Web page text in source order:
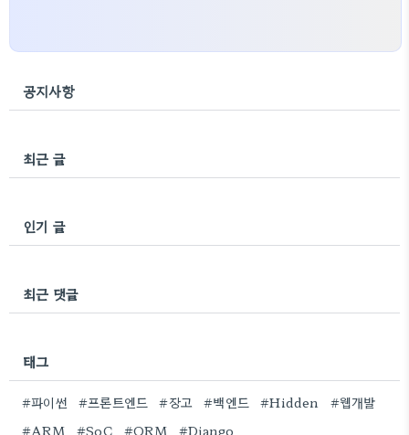
공지사항
최근 글
인기 글
최근 댓글
태그
#파이썬 #프론트엔드 #장고 #백엔드 #Hidden
#웹개발
#ARM
#SoC #ORM #Django